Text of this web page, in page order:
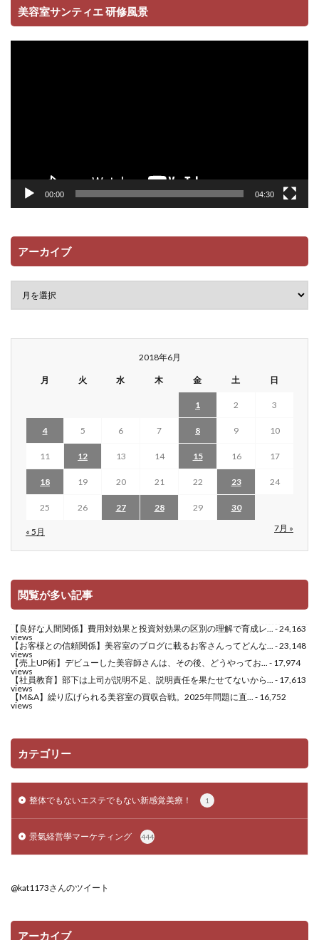
美容室サンティエ 研修風景
動
00:00 04:30
アーカイブ
2018年6月
月 火 水 木 金 土 日
« 5月 7月 »
1 2 3
4 5 6 7 8 9 10
11 12 13 14 15 16 17
18 19 20 21 22 23 24
25 26 27 28 29 30
閲覧が多い記事
【良好な人間関係】費用対効果と投資対効果の区別の理解で育成レ... - 24,163
views
【お客様との信頼関係】美容室のブログに載るお客さんってどんな... - 23,148
views
【売上UP術】デビューした美容師さんは、その後、どうやってお... - 17,974
views
【社員教育】部下は上司が説明不足、説明責任を果たせてないから... - 17,613
views
【M&A】繰り広げられる美容室の買収合戦。2025年問題に直... - 16,752
views
カテゴリー
整体でもないエステでもない新感覚美療！ 1
景氣経営學マーケティング 444
@kat1173さんのツイート
アーカイブ